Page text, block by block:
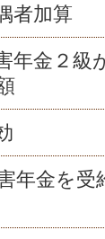
者加算
年金２級
年金を受